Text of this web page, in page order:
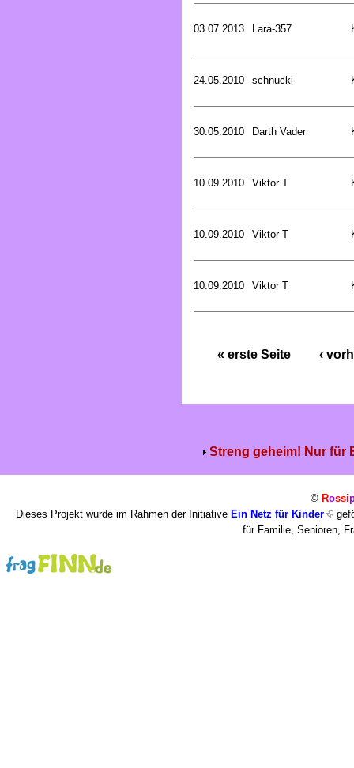
03.07.2013 Lara-357
24.05.2010 schnucki
30.05.2010 Darth Vader
10.09.2010 Viktor T
10.09.2010 Viktor T
10.09.2010 Viktor T
« erste Seite ‹
Streng geheim! Nur für
© Rossi
Dieses Projekt wurde im Rahmen der Initiative Ein Netz für Kinder
für Familie, Senioren,